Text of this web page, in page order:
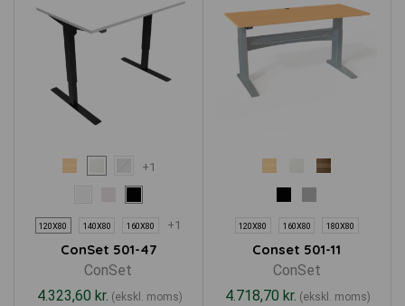
+1
120X80 140X80 160X80 +1
ConSet 501-47
ConSet
4.323,60 kr. (ekskl. moms)
120X80 160X80 180X80
Conset 501-11
ConSet
4.718,70 kr. (ekskl. moms)